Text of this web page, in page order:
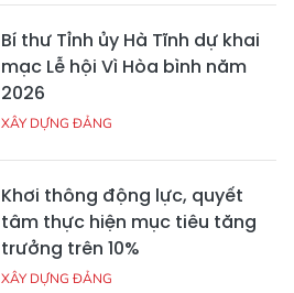
Bí thư Tỉnh ủy Hà Tĩnh dự khai
mạc Lễ hội Vì Hòa bình năm
2026
XÂY DỰNG ĐẢNG
Khơi thông động lực, quyết
tâm thực hiện mục tiêu tăng
trưởng trên 10%
XÂY DỰNG ĐẢNG